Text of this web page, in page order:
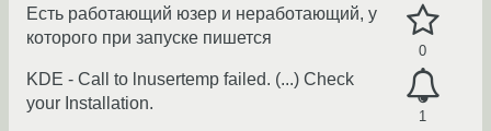
0
1
Есть работающий юзер и неработающий, у
которого при запуске пишется
KDE - Call to lnusertemp failed. (...) Check
your Installation.